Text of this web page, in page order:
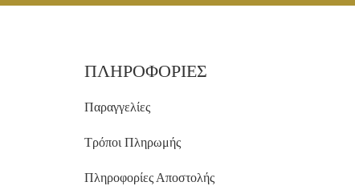
ΠΛΗΡΟΦΟΡΙΕΣ
Παραγγελίες
Τρόποι Πληρωμής
Πληροφορίες Αποστολής